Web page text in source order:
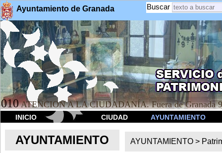
Ayuntamiento de Granada Buscar
010 ATENCION A LA CIUDADANÍA. Fuera de Granada
INICIO CIUDAD AYUNTAMIENTO
AYUNTAMIENTO AYUNTAMIENTO >